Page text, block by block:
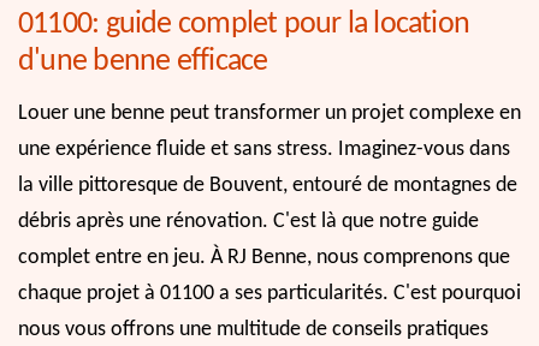
01100: guide complet pour la location
d'une benne efficace
Louer une benne peut transformer un projet complexe en
une expérience fluide et sans stress. Imaginez-vous dans
la ville pittoresque de Bouvent, entouré de montagnes de
débris après une rénovation. C'est là que notre guide
complet entre en jeu. À RJ Benne, nous comprenons que
chaque projet à 01100 a ses particularités. C'est pourquoi
nous vous offrons une multitude de conseils pratiques